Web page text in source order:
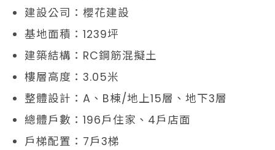
建設公司：櫻花建設
基地面積：1239坪
建築結構：RC鋼筋混擬土
樓層高度：3.05米
整體設計：A、B棟/地上15層、地下3層
總體戶數：196戶住家、4戶店面
戶梯配置：7戶3梯